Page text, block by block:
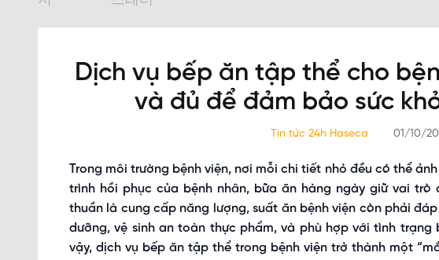
Dịch vụ bếp ăn tập thể cho
và đủ để đảm bảo sức
Tin tức 24h Haseca 01/10/
Trong môi trường bệnh viện, nơi mỗi chi tiết nhỏ đều có thể
trình hồi phục của bệnh nhân, bữa ăn hàng ngày giữ vai
thuần là cung cấp năng lượng, suất ăn bệnh viện còn phải
dưỡng, vệ sinh an toàn thực phẩm, và phù hợp với tình trạng
vậy, dịch vụ bếp ăn tập thể trong bệnh viện trở thành một